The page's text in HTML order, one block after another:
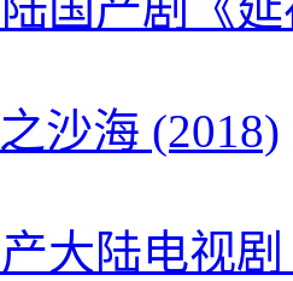
沙海 (2018)
大陆电视